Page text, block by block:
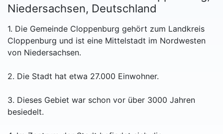
Niedersachsen, Deutschland
1. Die Gemeinde Cloppenburg gehört zum Landkreis
Cloppenburg und ist eine Mittelstadt im Nordwesten
von Niedersachsen.
2. Die Stadt hat etwa 27.000 Einwohner.
3. Dieses Gebiet war schon vor über 3000 Jahren
besiedelt.